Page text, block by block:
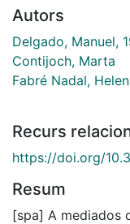
Autors
Delgado, Manuel,
Contijoch, Marta
Fabré Nadal,
Recurs
https://doi.org/
Resum
[spa] A mediados